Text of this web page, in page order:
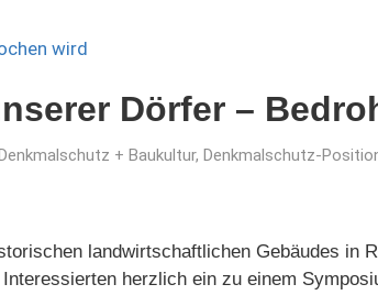
Dörfer –
+ Baukultur, Denkmalschutz-
landwirtschaftlichen Gebäudes in
herzlich ein zu einem